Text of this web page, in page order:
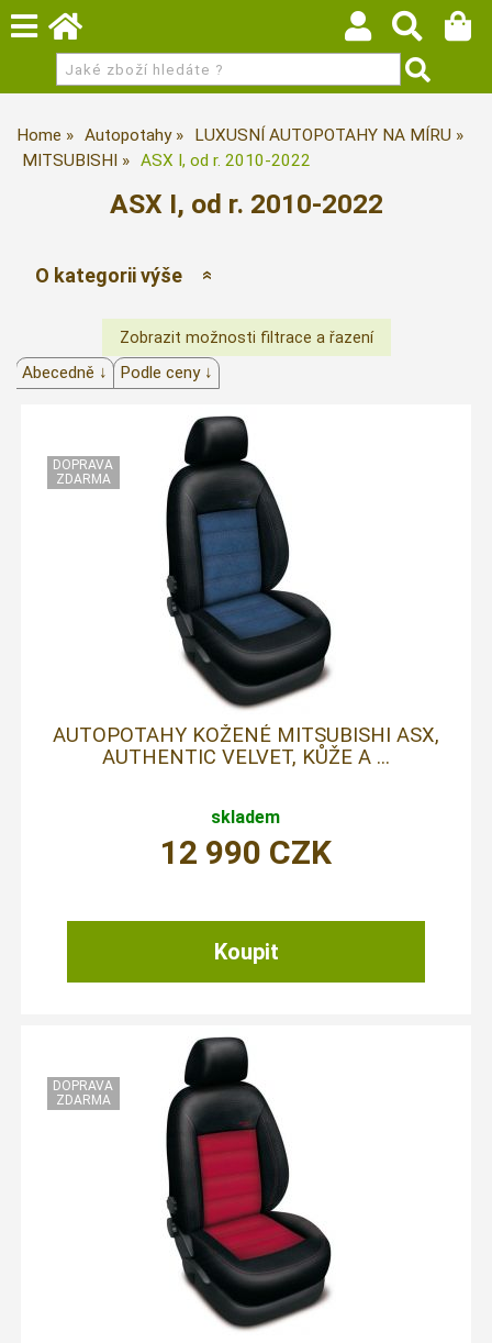
Home Autopotahy
LUXUSNÍ AUTOPOTAHY NA MÍRU
MITSUBISHI
ASX I, od r. 2010-2022
ASX I, od r. 2010-2022
O kategorii výše
Abecedně ↓ Podle ceny ↓
AUTOPOTAHY KOŽENÉ MITSUBISHI ASX,
AUTHENTIC VELVET, KŮŽE A ...
skladem
12 990 CZK